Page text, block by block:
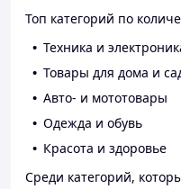
Топ категорий по
Техника и
Товары для дома и
Авто- и мототовары
Одежда и обувь
Красота и здоровье
Среди категорий,